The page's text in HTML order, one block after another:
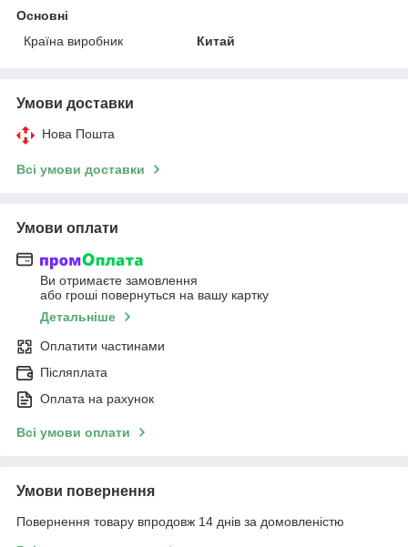
Основні
Країна виробник
Китай
Умови доставки
Нова Пошта
Всі умови доставки
Умови оплати
Ви отримаєте замовлення
або гроші повернуться на вашу картку
Детальніше
Оплатити частинами
Післяплата
Оплата на рахунок
Всі умови оплати
Умови повернення
Повернення товару впродовж 14 днів за домовленістю